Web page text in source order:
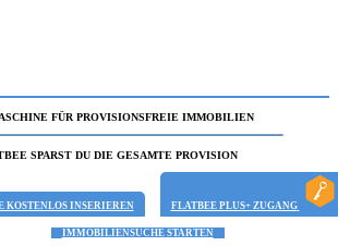
FÜR PROVISIONSFREIE IMMOBILIEN
SPARST DU DIE GESAMTE PROVISION
INSERIEREN FLATBEE PLUS+ ZUGANG
IMMOBILIENSUCHE STARTEN